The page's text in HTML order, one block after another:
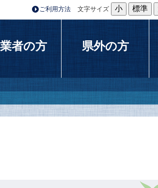
ご利用方法 文字サイズ 小 標準
者の方 県外の方